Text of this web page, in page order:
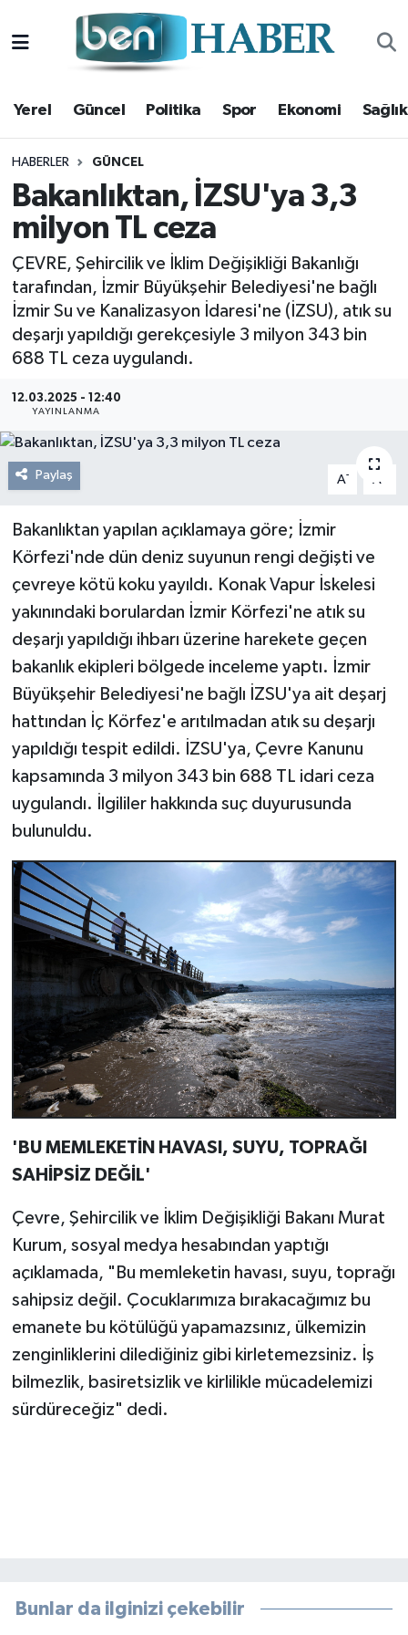
Yerel Güncel Politika Spor Ekonomi Sağlık
HABERLER GÜNCEL
Bakanlıktan, İZSU'ya 3,3
milyon TL ceza
ÇEVRE, Şehircilik ve İklim Değişikliği Bakanlığı
tarafından, İzmir Büyükşehir Belediyesi'ne bağlı
İzmir Su ve Kanalizasyon İdaresi'ne (İZSU), atık su
deşarjı yapıldığı gerekçesiyle 3 milyon 343 bin
688 TL ceza uygulandı.
12.03.2025 - 12:40
YAYINLANMA
Paylaş A- A
Bakanlıktan yapılan açıklamaya göre; İzmir
Körfezi'nde dün deniz suyunun rengi değişti ve
çevreye kötü koku yayıldı. Konak Vapur İskelesi
yakınındaki borulardan İzmir Körfezi'ne atık su
deşarjı yapıldığı ihbarı üzerine harekete geçen
bakanlık ekipleri bölgede inceleme yaptı. İzmir
Büyükşehir Belediyesi'ne bağlı İZSU'ya ait deşarj
hattından İç Körfez'e arıtılmadan atık su deşarjı
yapıldığı tespit edildi. İZSU'ya, Çevre Kanunu
kapsamında 3 milyon 343 bin 688 TL idari ceza
uygulandı. İlgililer hakkında suç duyurusunda
bulunuldu.
'BU MEMLEKETİN HAVASI, SUYU, TOPRAĞI
SAHİPSİZ DEĞİL'
Çevre, Şehircilik ve İklim Değişikliği Bakanı Murat
Kurum, sosyal medya hesabından yaptığı
açıklamada, "Bu memleketin havası, suyu, toprağı
sahipsiz değil. Çocuklarımıza bırakacağımız bu
emanete bu kötülüğü yapamazsınız, ülkemizin
zenginliklerini dilediğiniz gibi kirletemezsiniz. İş
bilmezlik, basiretsizlik ve kirlilikle mücadelemizi
sürdüreceğiz" dedi.
Bunlar da ilginizi çekebilir
Yerel
Güncel
Politika
Spor
Ekonomi
Sağlık
Magazin
Kültür Sanat
Resmi Reklam
Röportajlar
Hava Durumu
Trafik Durumu
Süper Lig Puan Durumu ve Fikstür
Tüm Manşetler
Son Dakika Haberleri
Haber Arşivi